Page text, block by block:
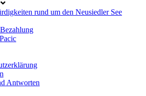
rund um den Neusiedler See
Antworten